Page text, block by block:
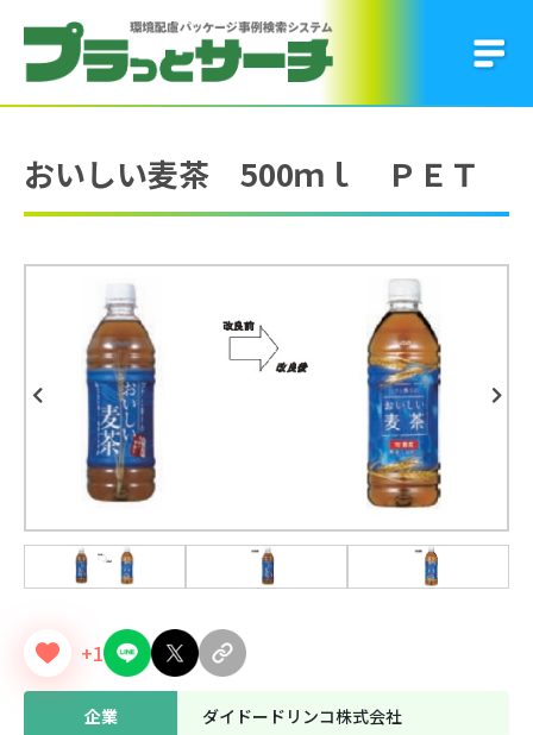
おいしい麦茶 500ｍｌ ＰＥＴ
Previous Next
+1
企業 ダイドードリンコ株式会社